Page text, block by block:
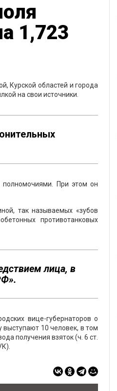
1,723
Курской областей и города
на свои источники.
полномочиями. При этом он
так называемых «зубов
противотанковых
лица, в
вице-губернаторов о
10 человек, в том
получения взяток (ч. 6 ст.